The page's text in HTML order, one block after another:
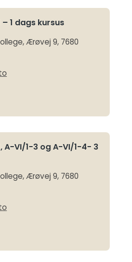
– 1 dags kursus
Ærøvej 9, 7680
A-VI/1-3 og A-VI/1-4- 3
Ærøvej 9, 7680